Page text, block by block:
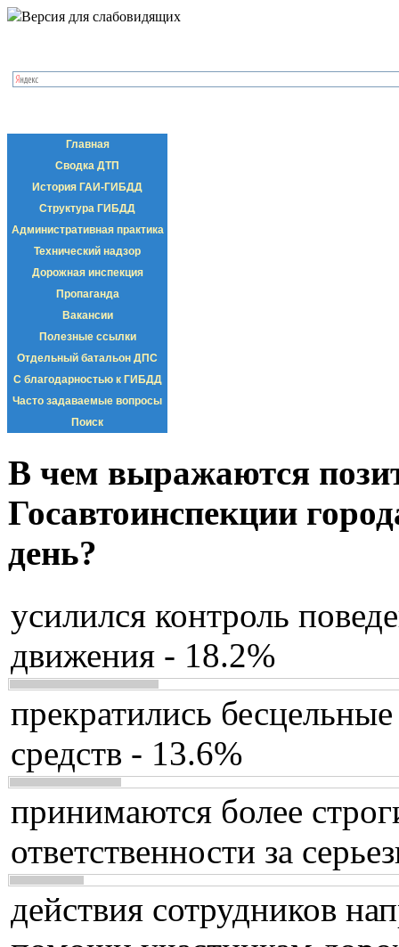
Версия для слабовидящих
Главная
Сводка ДТП
История ГАИ-ГИБДД
Структура ГИБДД
Административная практика
Технический надзор
Дорожная инспекция
Пропаганда
Вакансии
Полезные ссылки
Отдельный батальон ДПС
С благодарностью к ГИБДД
Часто задаваемые вопросы
Поиск
В чем выражаются
Госавтоинспекции
день?
усилился контроль
движения - 18.2%
прекратились
средств - 13.6%
принимаются более
ответственности за
действия сотрудников